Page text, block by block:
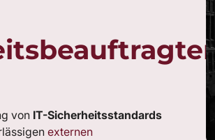
von IT-Sicherheitsstandards
externen